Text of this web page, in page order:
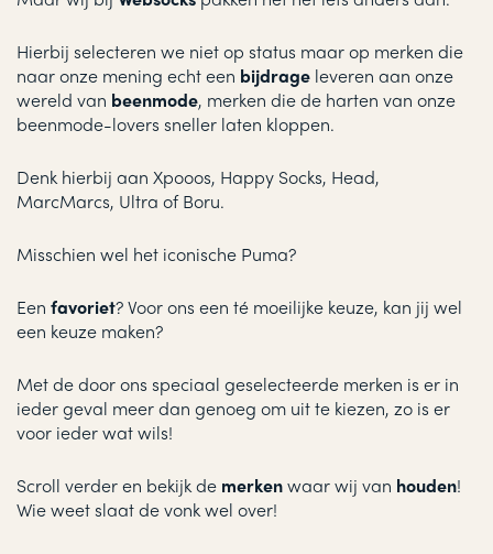
Hierbij selecteren we niet op status maar op merken die
naar onze mening echt een bijdrage leveren aan onze
wereld van beenmode, merken die de harten van onze
beenmode-lovers sneller laten kloppen.
Denk hierbij aan Xpooos, Happy Socks, Head,
MarcMarcs, Ultra of Boru.
Misschien wel het iconische Puma?
Een favoriet? Voor ons een té moeilijke keuze, kan jij wel
een keuze maken?
Met de door ons speciaal geselecteerde merken is er in
ieder geval meer dan genoeg om uit te kiezen, zo is er
voor ieder wat wils!
Scroll verder en bekijk de merkenwaar wij van houden!
Wie weet slaat de vonk wel over!